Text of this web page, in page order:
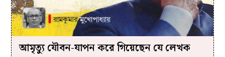
আমৃত্যু যৌবন-যাপন করে গিয়েছেন যে লেখক